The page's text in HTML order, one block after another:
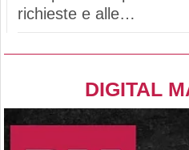
richieste e alle…
DIGITAL